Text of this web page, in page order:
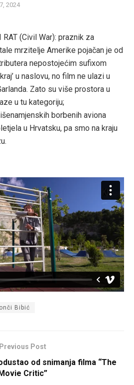
2024
(Civil War): praznik za
mrzitelje Amerike pojačan je od
nepostojećim sufixom
u naslovu, no film ne ulazi u
Zato su više prostora u
u tu kategoriju;
borbenih aviona
u Hrvatsku, pa smo na kraju
Bibić
Previous Post
od snimanja filma “The
Movie Critic”